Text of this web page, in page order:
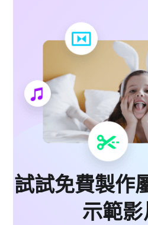
試試免費製作
示範